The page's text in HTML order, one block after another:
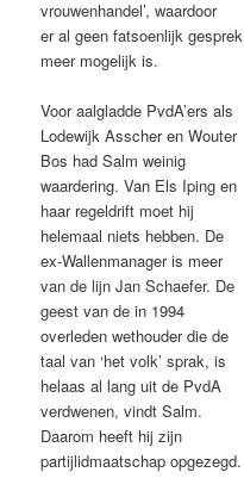
vrouwenhandel’, waardoor
er al geen fatsoenlijk gesprek
meer mogelijk is.
Voor aalgladde PvdA’ers als
Lodewijk Asscher en Wouter
Bos had Salm weinig
waardering. Van Els Iping en
haar regeldrift moet hij
helemaal niets hebben. De
ex-Wallenmanager is meer
van de lijn Jan Schaefer. De
geest van de in 1994
overleden wethouder die de
taal van ‘het volk’ sprak, is
helaas al lang uit de PvdA
verdwenen, vindt Salm.
Daarom heeft hij zijn
partijlidmaatschap opgezegd.